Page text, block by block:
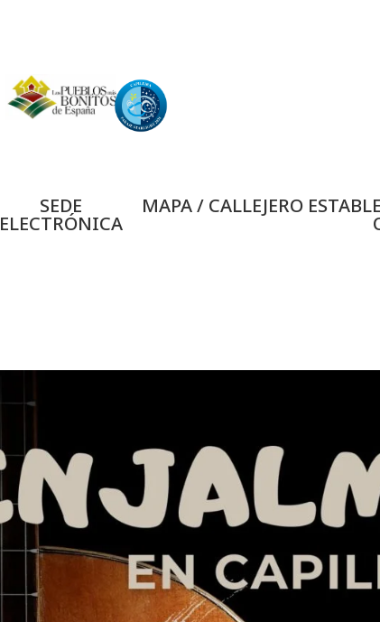
SEDE
ELECTRÓNICA
MAPA / CALLEJERO